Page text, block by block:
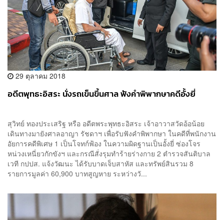
29 ตุลาคม 2018
อดีตพุทธะอิสระ นั่งรถเข็นขึ้นศาล ฟังคำพิพากษาคดีอั้งยี่
สุวิทย์ ทองประเสริฐ หรือ อดีตพระพุทธะอิสระ เจ้าอาวาสวัดอ้อน้อย
เดินทางมายังศาลอาญา รัชดาฯ เพื่อรับฟังคำพิพากษา ในคดีที่พนักงาน
อัยการคดีพิเศษ 1 เป็นโจทก์ฟ้อง ในความผิดฐานเป็นอั้งยี่ ซ่องโจร
หน่วงเหนี่ยวกักขังฯ และกรณีสั่งรุมทำร้ายร่างกาย 2 ตำรวจสันติบาล
เวที กปปส. แจ้งวัฒนะ ได้รับบาดเจ็บสาหัส และทรัพย์สินรวม 8
รายการมูลค่า 60,900 บาทสูญหาย ระหว่างวั...